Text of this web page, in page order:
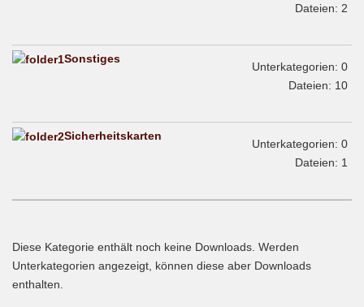
Dateien: 2
Sonstiges
Unterkategorien: 0
Dateien: 10
Sicherheitskarten
Unterkategorien: 0
Dateien: 1
Diese Kategorie enthält noch keine Downloads. Werden
Unterkategorien angezeigt, können diese aber Downloads
enthalten.